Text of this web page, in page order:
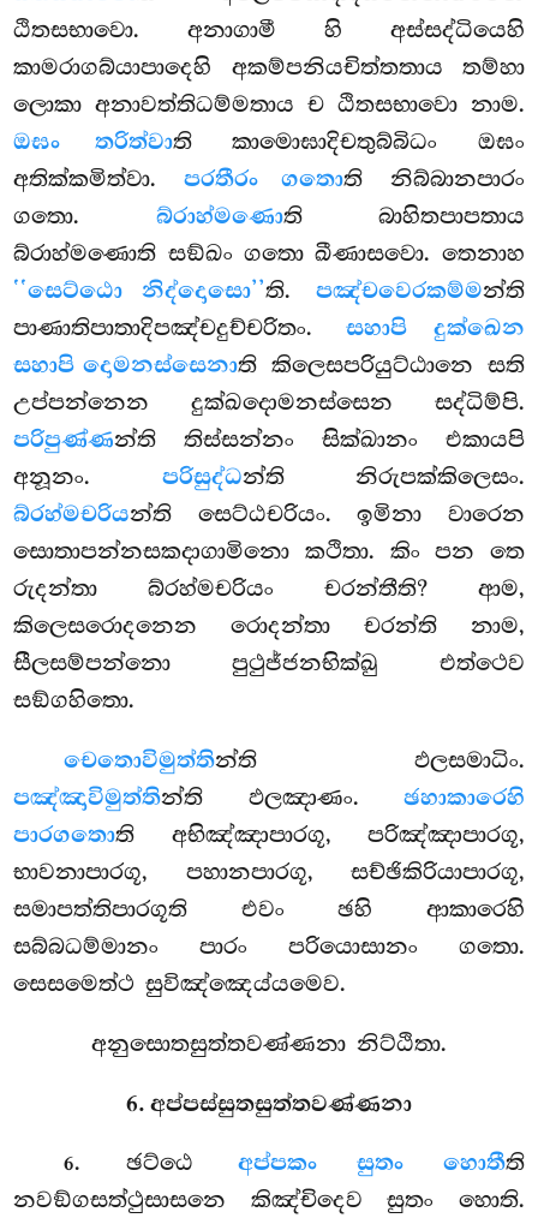
ඨිතසභාවො. අනාගාමී හි අස්සද්ධියෙහි
කාමරාගබ්යාපාදෙහි අකම්පනියචිත්තතාය තම්හා
ලොකා අනාවත්තිධම්මතාය ච ඨිතසභාවො නාම.
ඔඝං තරිත්වාති කාමොඝාදිචතුබ්බිධං ඔඝං
අතික්කමිත්වා.පරතීරං ගතොති නිබ්බානපාරං
ගතො. බ්රාහ්මණොති බාහිතපාපතාය
බ්රාහ්මණොති සඞ්ඛං ගතො ඛීණාසවො. තෙනාහ
‘‘සෙට්ඨො නිද්දොසො’’ති. පඤ්චවෙරකම්මන්ති
පාණාතිපාතාදිපඤ්චදුච්චරිතං. සහාපි දුක්ඛෙන
සහාපි දොමනස්සෙනාති කිලෙසපරියුට්ඨානෙ සති
උප්පන්නෙන දුක්ඛදොමනස්සෙන සද්ධිම්පි.
පරිපුණ්ණන්ති තිස්සන්නං සික්ඛානං එකායපි
අනූනං. පරිසුද්ධන්ති නිරුපක්කිලෙසං.
බ්රහ්මචරියන්ති සෙට්ඨචරියං. ඉමිනා වාරෙන
සොතාපන්නසකදාගාමිනො කථිතා. කිං පන තෙ
රුදන්තා බ්රහ්මචරියං චරන්තීති? ආම,
කිලෙසරොදනෙන රොදන්තා චරන්ති නාම,
සීලසම්පන්නො පුථුජ්ජනභික්ඛු එත්ථෙව
සඞ්ගහිතො.
චෙතොවිමුත්තින්ති ඵලසමාධිං.
පඤ්ඤාවිමුත්තින්ති ඵලඤාණං. ඡහාකාරෙහි
පාරගතොති අභිඤ්ඤාපාරගූ, පරිඤ්ඤාපාරගූ,
භාවනාපාරගූ, පහානපාරගූ, සච්ඡිකිරියාපාරගූ,
සමාපත්තිපාරගූති එවං ඡහි ආකාරෙහි
සබ්බධම්මානං පාරං පරියොසානං ගතො.
සෙසමෙත්ථ සුවිඤ්ඤෙය්යමෙව.
අනුසොතසුත්තවණ්ණනා නිට්ඨිතා.
6. අප්පස්සුතසුත්තවණ්ණනා
6. ඡට්ඨෙඅප්පකං සුතං හොතීති
නවඞ්ගසත්ථුසාසනෙ කිඤ්චිදෙව සුතං හොති.